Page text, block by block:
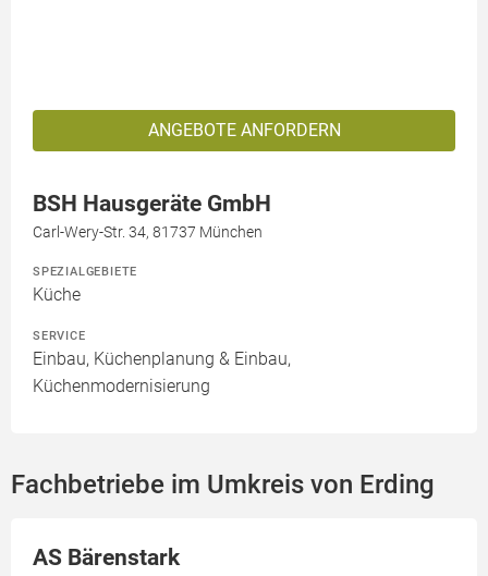
ANGEBOTE ANFORDERN
BSH Hausgeräte GmbH
Carl-Wery-Str. 34, 81737 München
SPEZIALGEBIETE
Küche
SERVICE
Einbau, Küchenplanung & Einbau,
Küchenmodernisierung
Fachbetriebe im Umkreis von Erding
AS Bärenstark